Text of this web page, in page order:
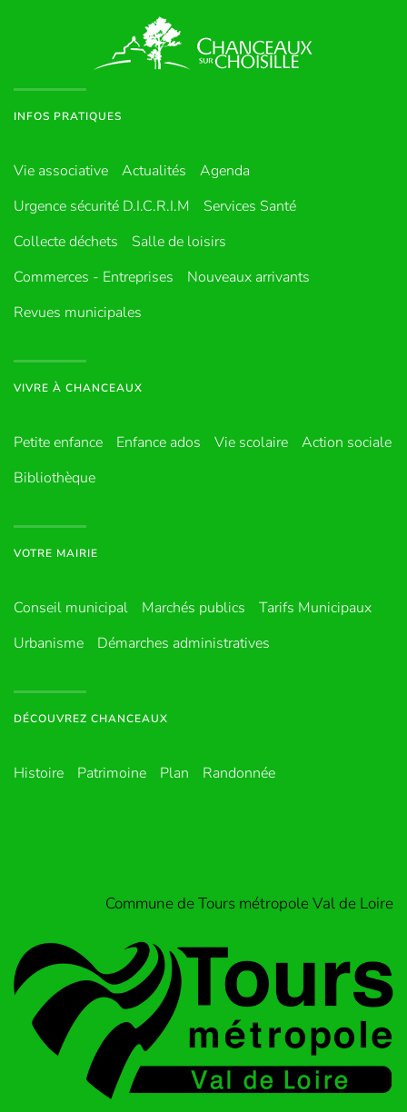
INFOS PRATIQUES
Vie associative Actualités
Agenda
Urgence sécurité D.I.C.R.I.M
Services Santé
Collecte déchets
Salle de loisirs
Commerces - Entreprises
Nouveaux arrivants
Revues municipales
VIVRE À CHANCEAUX
Petite enfance Enfance ados Vie scolaire
Action sociale
Bibliothèque
VOTRE MAIRIE
Conseil municipal Marchés publics
Tarifs Municipaux
Urbanisme
Démarches administratives
DÉCOUVREZ CHANCEAUX
Histoire Patrimoine Plan Randonnée
Commune de Tours métropole Val de Loire